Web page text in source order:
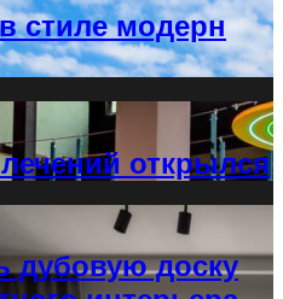
стиле модерн
открылся
дубовую доску